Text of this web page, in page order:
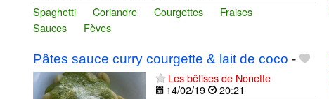
Spaghetti Coriandre Courgettes
Fraises
Sauces
Fèves
Pâtes sauce curry courgette & lait de coco -
Les bêtises de Nonette
14/02/19
20:21